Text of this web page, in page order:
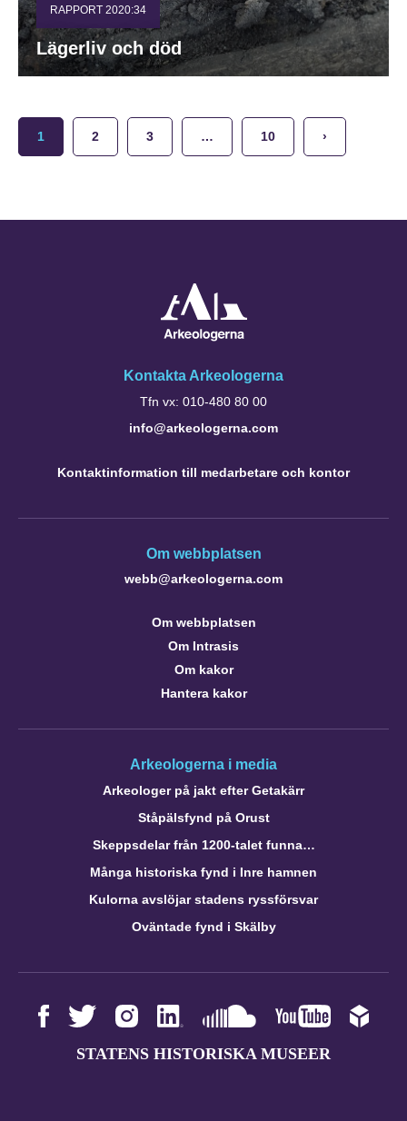
RAPPORT 2020:34
Lägerliv och död
1 2 3 … 10 ›
Kontakta Arkeologerna
Tfn vx: 010-480 80 00
info@arkeologerna.com
Kontaktinformation till medarbetare och kontor
Om webbplatsen
webb@arkeologerna.com
Om webbplatsen
Om Intrasis
Om kakor
Hantera kakor
Arkeologerna i media
Arkeologer på jakt efter Getakärr
Ståpälsfynd på Orust
Skeppsdelar från 1200-talet funna…
Många historiska fynd i Inre hamnen
Kulorna avslöjar stadens ryssförsvar
Oväntade fynd i Skälby
STATENS HISTORISKA MUSEER